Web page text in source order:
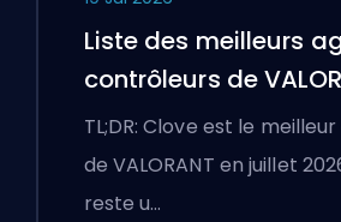
Liste des meilleurs
contrôleurs de
TL;DR: Clove est le
de VALORANT en juillet
reste u…